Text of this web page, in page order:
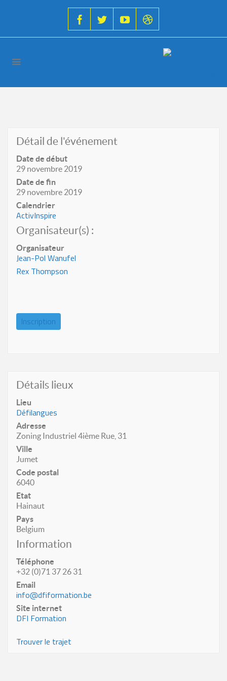
Détail de l'événement
Date de début
29 novembre 2019
Date de fin
29 novembre 2019
Calendrier
ActivInspire
Organisateur(s) :
Organisateur
Jean-Pol Wanufel
Rex Thompson
Inscription
Détails lieux
Lieu
Défilangues
Adresse
Zoning Industriel 4ième Rue, 31
Ville
Jumet
Code postal
6040
Etat
Hainaut
Pays
Belgium
Information
Téléphone
+32 (0)71 37 26 31
Email
info@dfiformation.be
Site internet
DFI Formation
Trouver le trajet